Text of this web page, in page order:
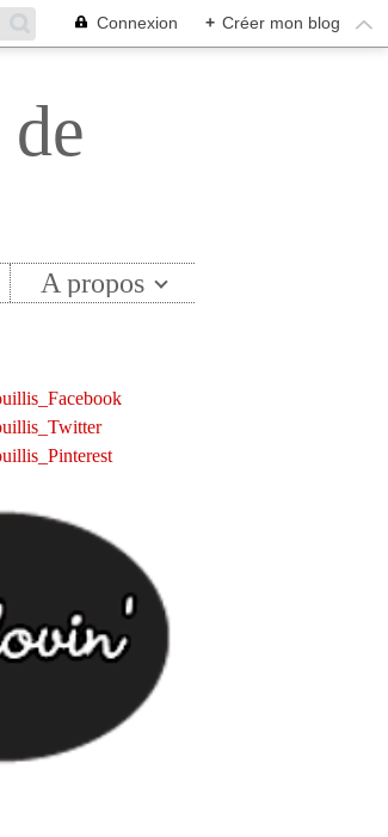
Connexion + Créer mon blog
A propos